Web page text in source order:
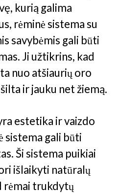
kurią galima
rėminė sistema su
savybėmis gali būti
Ji užtikrins, kad
nuo atšiaurių oro
ir jauku net žiemą.
estetika ir vaizdo
sistema gali būti
Ši sistema puikiai
išlaikyti natūralų
rėmai trukdytų